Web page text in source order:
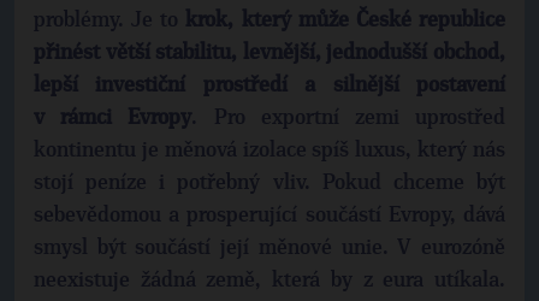
problémy. Je to
krok, který může České republice
přinést větší stabilitu, levnější, jednodušší obchod,
lepší investiční prostředí a silnější postavení
v rámci Evropy. Pro exportní zemi uprostřed
kontinentu je měnová izolace spíš luxus, který nás
stojí peníze i potřebný vliv. Pokud chceme být
sebevědomou a prosperující součástí Evropy, dává
smysl být součástí její měnové unie. V eurozóně
neexistuje žádná země, která by z eura utíkala.